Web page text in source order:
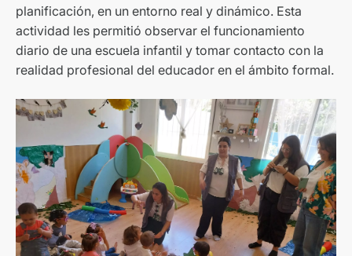
planificación, en un entorno real y dinámico. Esta
actividad les permitió observar el funcionamiento
diario de una escuela infantil y tomar contacto con la
realidad profesional del educador en el ámbito formal.